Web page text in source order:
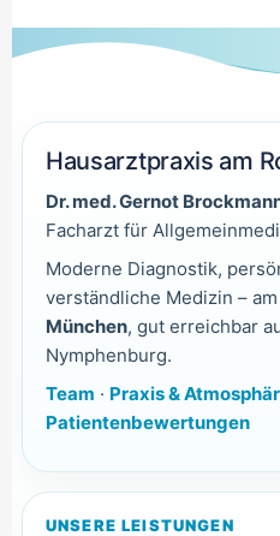
Hausarztpraxis am
Dr. med. Gernot
Facharzt für
Moderne Diagnostik,
verständliche Medizin – am
München, gut erreichbar
Nymphenburg.
Team · Praxis &
Patientenbewertungen
UNSERE LEISTUNGEN